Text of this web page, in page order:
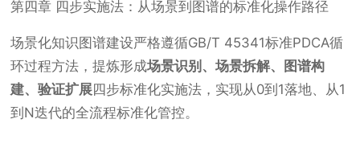
第四章 四步实施法：从场景到图谱的标准化操作路径
场景化知识图谱建设严格遵循GB/T 45341标准PDCA循
环过程方法，提炼形成场景识别、场景拆解、图谱构
建、验证扩展四步标准化实施法，实现从0到1落地、从1
到N迭代的全流程标准化管控。